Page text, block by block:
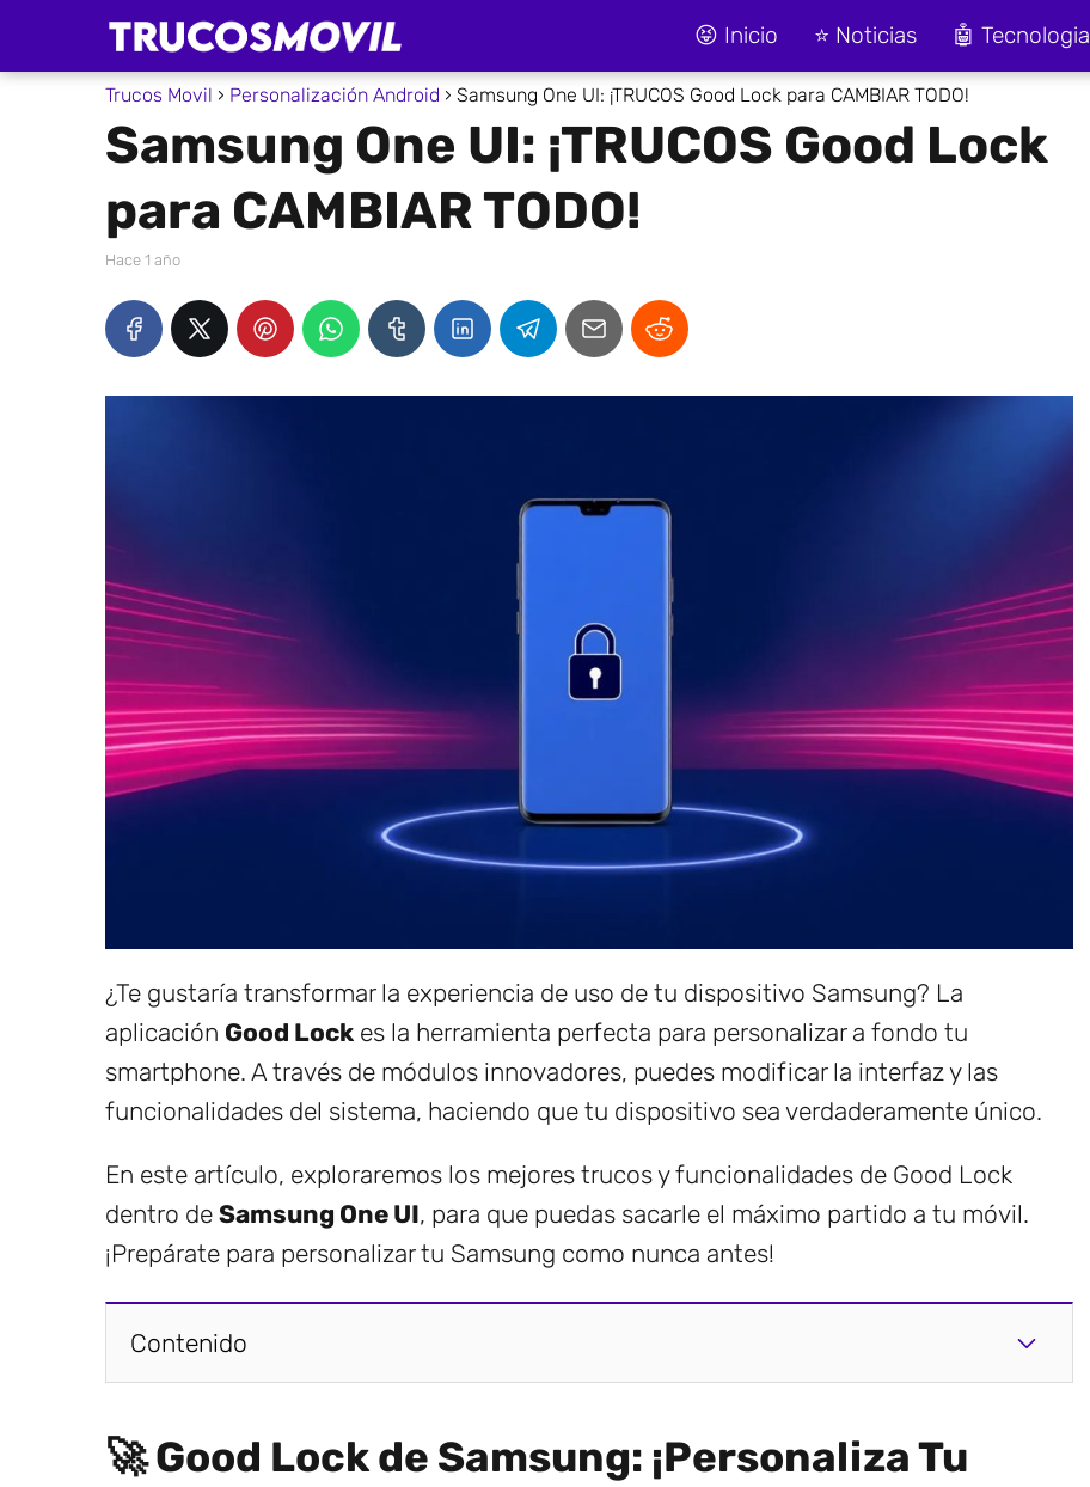
😝 Inicio ⭐ Noticias 🤖 Tecnologia
Trucos Movil Personalización Android Samsung One UI: ¡TRUCOS Good Lock para CAMBIAR TODO!
Samsung One UI: ¡TRUCOS Good Lock
para CAMBIAR TODO!
hace 1 año
¿Te gustaría transformar la experiencia de uso de tu dispositivo Samsung? La
aplicación Good Lock es la herramienta perfecta para personalizar a fondo tu
smartphone. A través de módulos innovadores, puedes modificar la interfaz y las
funcionalidades del sistema, haciendo que tu dispositivo sea verdaderamente único.
En este artículo, exploraremos los mejores trucos y funcionalidades de Good Lock
dentro de Samsung One UI, para que puedas sacarle el máximo partido a tu móvil.
¡Prepárate para personalizar tu Samsung como nunca antes!
Contenido
🚀 Good Lock de Samsung: ¡Personaliza Tu